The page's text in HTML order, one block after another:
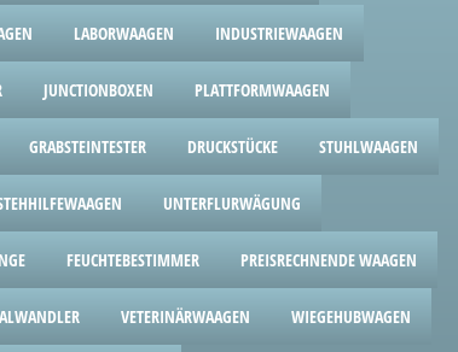
LABORWAAGEN INDUSTRIEWAAGEN
JUNCTIONBOXEN PLATTFORMWAAGEN
GRABSTEINTESTER DRUCKSTÜCKE STUHLWAAGEN
UNTERFLURWÄGUNG
FEUCHTEBESTIMMER PREISRECHNENDE WAAGEN
VETERINÄRWAAGEN WIEGEHUBWAGEN